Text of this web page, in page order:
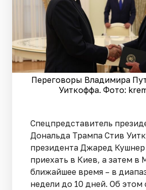
Переговоры Владимира
Уиткоффа. Фото:
Спецпредставитель
Дональда Трампа Стив
президента Джаред Кушнер
приехать в Киев, а затем в
ближайшее время – в
недели до 10 дней. Об этом